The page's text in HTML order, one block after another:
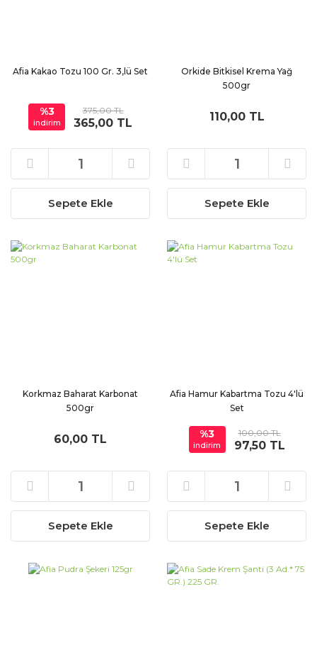
Afia Kakao Tozu 100 Gr. 3,lü Set
%3
indirim
375,00 TL
365,00 TL
Sepete Ekle
Orkide Bitkisel Krema Yağ
500gr
110,00 TL
Sepete Ekle
Korkmaz Baharat Karbonat
500gr
60,00 TL
Sepete Ekle
Afia Hamur Kabartma Tozu 4'lü
Set
%3
indirim
100,00 TL
97,50 TL
Sepete Ekle